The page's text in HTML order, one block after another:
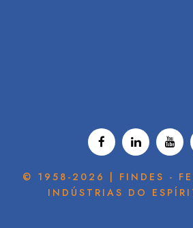
© 1958-2026 | FINDES -
INDÚSTRIAS DO